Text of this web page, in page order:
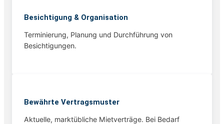
Besichtigung & Organisation
Terminierung, Planung und Durchführung von
Besichtigungen.
Bewährte Vertragsmuster
Aktuelle, marktübliche Mietverträge. Bei Bedarf